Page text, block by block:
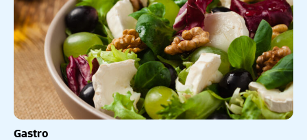
Gastro